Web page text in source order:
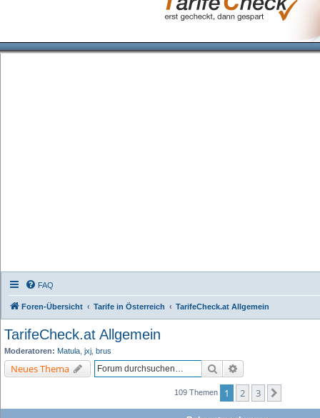
FAQ
Foren-Übersicht Tarife in Österreich TarifeCheck.at Allgemein
TarifeCheck.at Allgemein
Moderatoren: Matula jxj brus
Neues Thema Suche
109 Themen 1 2 3